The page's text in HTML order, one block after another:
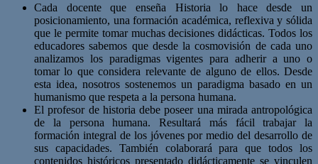
Cada docente que enseña Historia lo hace desde un
posicionamiento, una formación académica, reflexiva y sólida
que le permite tomar muchas decisiones didácticas. Todos los
educadores sabemos que desde la cosmovisión de cada uno
analizamos los paradigmas vigentes para adherir a uno o
tomar lo que considera relevante de alguno de ellos. Desde
esta idea, nosotros sostenemos un paradigma basado en un
humanismo que respeta a la persona humana.
El profesor de historia debe poseer una mirada antropológica
de la persona humana. Resultará más fácil trabajar la
formación integral de los jóvenes por medio del desarrollo de
sus capacidades. También colaborará para que todos los
contenidos históricos presentado didácticamente se vinculen